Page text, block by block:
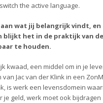
the active language.
wat jij belangrijk vindt,
het in de praktijk van
te houden.
kwaad, een middel om in je
van Jac van der Klink in een
is werk een levensdomein
je geld, werk moet ook